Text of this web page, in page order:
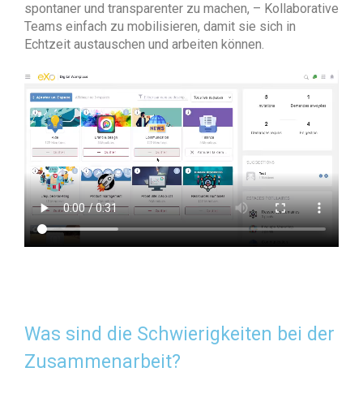
spontaner und transparenter zu machen, – Kollaborative
Teams einfach zu mobilisieren, damit sie sich in
Echtzeit austauschen und arbeiten können.
Was sind die Schwierigkeiten bei der
Zusammenarbeit?